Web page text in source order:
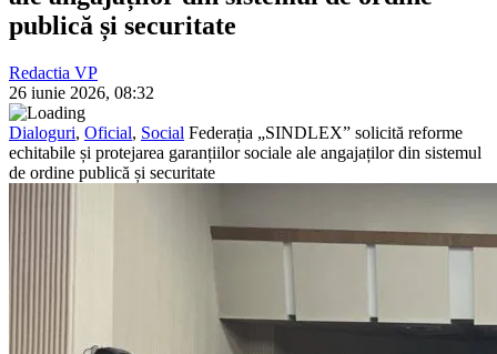
publică și securitate
Redactia VP
26 iunie 2026, 08:32
Dialoguri, Oficial, Social Federația „SINDLEX” solicită reforme
echitabile și protejarea garanțiilor sociale ale angajaților din sistemul
de ordine publică și securitate